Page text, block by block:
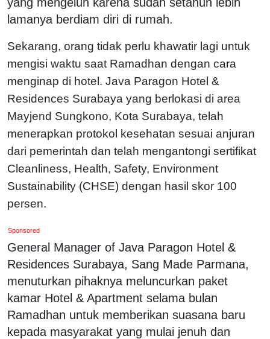
lamanya berdiam diri di rumah.
Sekarang, orang tidak perlu khawatir lagi untuk
mengisi waktu saat Ramadhan dengan cara
menginap di hotel. Java Paragon Hotel &
Residences Surabaya yang berlokasi di area
Mayjend Sungkono, Kota Surabaya, telah
menerapkan protokol kesehatan sesuai anjuran
dari pemerintah dan telah mengantongi sertifikat
Cleanliness, Health, Safety, Environment
Sustainability (CHSE) dengan hasil skor 100
persen.
Sponsored
General Manager of Java Paragon Hotel &
Residences Surabaya, Sang Made Parmana,
menuturkan pihaknya meluncurkan paket
kamar Hotel & Apartment selama bulan
Ramadhan untuk memberikan suasana baru
kepada masyarakat yang mulai jenuh dan